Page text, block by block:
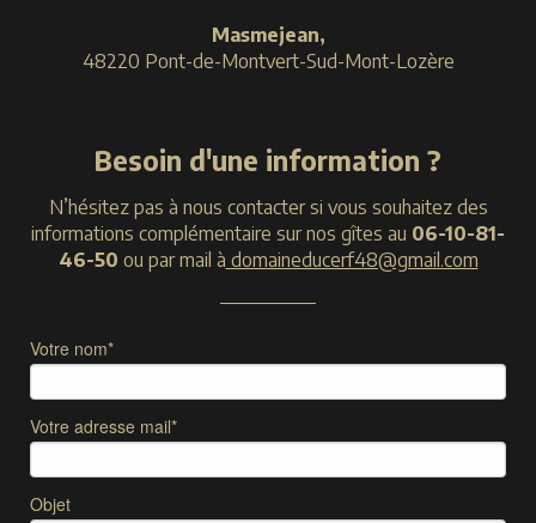
Masmejean,
48220 Pont-de-Montvert-Sud-Mont-Lozère
Besoin d'une information ?
N’hésitez pas à nous contacter si vous souhaitez des
informations complémentaire sur nos gîtes au 06-10-81-
46-50 ou par mail à domaineducerf48@gmail.com
Votre nom*
Votre adresse mail*
Objet